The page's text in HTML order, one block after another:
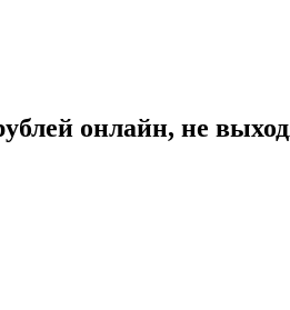
онлайн, не